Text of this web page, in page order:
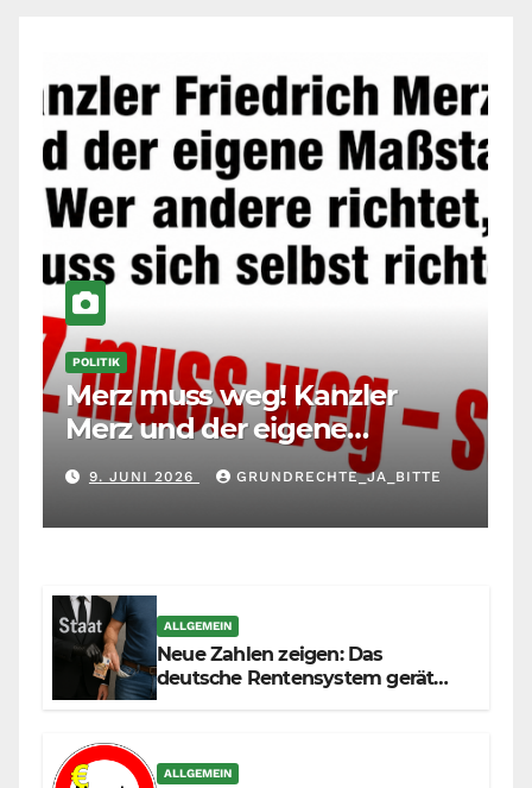
POLITIK
Merz muss weg! Kanzler
Merz und der eigene
Maßstab: Wer andere richtet,
muss sich selbst richten
9. JUNI 2026 GRUNDRECHTE_JA_BITTE
ALLGEMEIN
Neue Zahlen zeigen: Das
deutsche Rentensystem gerät
ALLGEMEIN